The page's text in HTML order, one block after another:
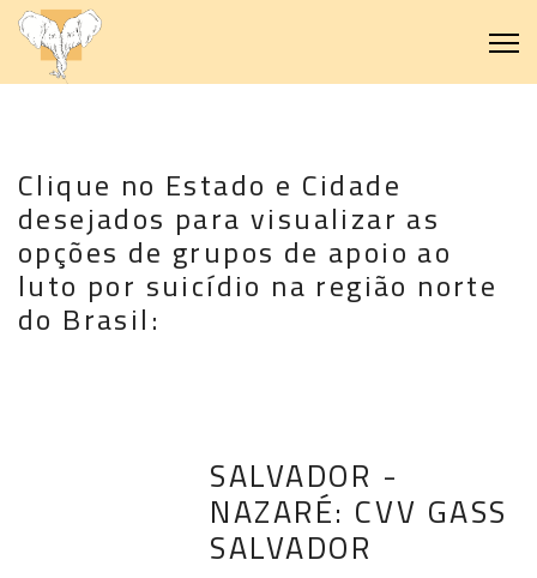
Clique no Estado e Cidade
desejados para visualizar as
opções de grupos de apoio ao
luto por suicídio na região norte
do Brasil:
SALVADOR -
NAZARÉ: CVV GASS
SALVADOR